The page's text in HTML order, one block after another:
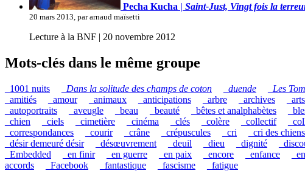
Pecha Kucha | Saint-Just, Vingt fois la
20 mars 2013, par arnaud maïsetti
Lecture à la BNF | 20 novembre 2012
Mots-clés dans le même groupe
_1001 nuits Dans la solitude des champs de coton duende Les
_amitiés
_amour _animaux _anticipations _arbre _archives
_autoportraits
_aveugle _beau _beauté _bêtes et analphabètes
_chien
_ciels _cimetière _cinéma _clés _colère _collectif
_correspondances
_courir _crâne _crépuscules _cri _cri des chiens
_désir demeuré désir
_désœuvrement _deuil _dieu _dignité
_Embedded
_en finir _en guerre _en paix _encore _enfance
accords
_Facebook _fantastique _fascisme
_fatigue